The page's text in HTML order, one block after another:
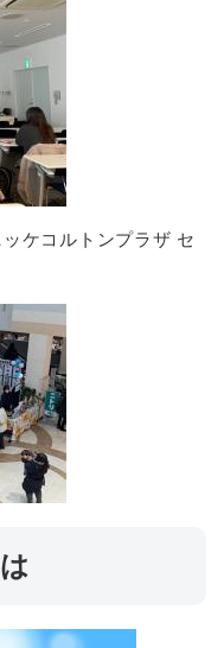
ケコルトンプラザ セ